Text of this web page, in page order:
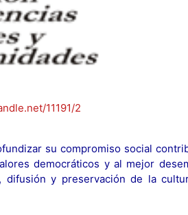
11191/2
su compromiso social
democráticos y al mejor
difusión y preservación de la